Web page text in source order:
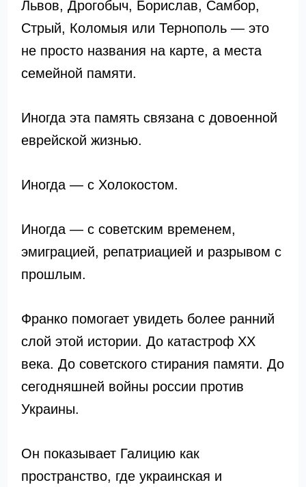
Львов, Дрогобыч, Борислав, Самбор,
Стрый, Коломыя или Тернополь — это
не просто названия на карте, а места
семейной памяти.
Иногда эта память связана с довоенной
еврейской жизнью.
Иногда — с Холокостом.
Иногда — с советским временем,
эмиграцией, репатриацией и разрывом с
прошлым.
Франко помогает увидеть более ранний
слой этой истории. До катастроф XX
века. До советского стирания памяти. До
сегодняшней войны россии против
Украины.
Он показывает Галицию как
пространство, где украинская и